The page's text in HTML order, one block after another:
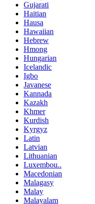
Gujarati
Haitian
Hausa
Hawaiian
Hebrew
Hmong
Hungarian
Icelandic
Igbo
Javanese
Kannada
Kazakh
Khmer
Kurdish
Kyrgyz
Latin
Latvian
Lithuanian
Luxembou..
Macedonian
Malagasy
Malay
Malayalam